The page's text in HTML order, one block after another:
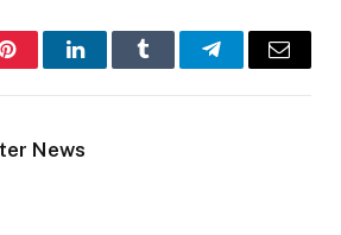
PinterestLinkedInTumblr TelegramEmail
News